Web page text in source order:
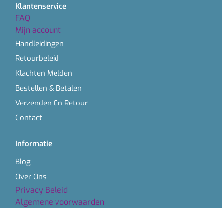
Klantenservice
FAQ
Mijn account
Handleidingen
Retourbeleid
Klachten Melden
Bestellen & Betalen
Verzenden En Retour
Contact
Informatie
Blog
Over Ons
Privacy Beleid
Algemene voorwaarden